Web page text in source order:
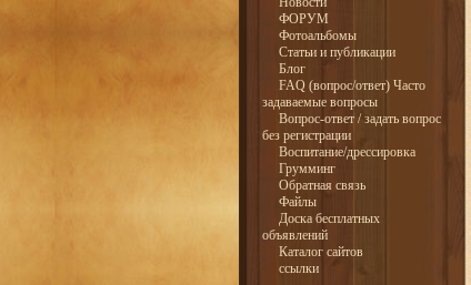
ФОРУМ
Фотоальбомы
Статьи и публикации
Блог
FAQ (вопрос/ответ) Часто
задаваемые вопросы
Вопрос-ответ / задать вопрос
без регистрации
Воспитание/дрессировка
Грумминг
Обратная связь
Файлы
Доска бесплатных
объявлений
Каталог сайтов
ссылки